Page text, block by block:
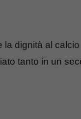
dignità al
tanto in un